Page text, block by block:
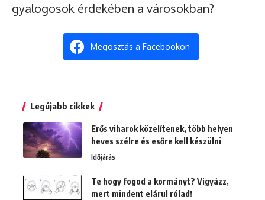
gyalogosok érdekében a városokban?
Megosztás a Facebookon
Legújabb cikkek
Erős viharok közelítenek, több helyen
heves szélre és esőre kell készülni
Időjárás
Te hogy fogod a kormányt? Vigyázz,
mert mindent elárul rólad!